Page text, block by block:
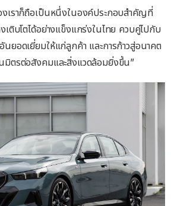
เราก็ถือเป็นหนึ่งในองค์ประกอบสำคัญที่
เติบโตได้อย่างแข็งแกร่งในไทย ควบคู่ไปกับ
ยอดเยี่ยมให้แก่ลูกค้า และการก้าวสู่อนาคต
มิตรต่อสังคมและสิ่งแวดล้อมยิ่งขึ้น”